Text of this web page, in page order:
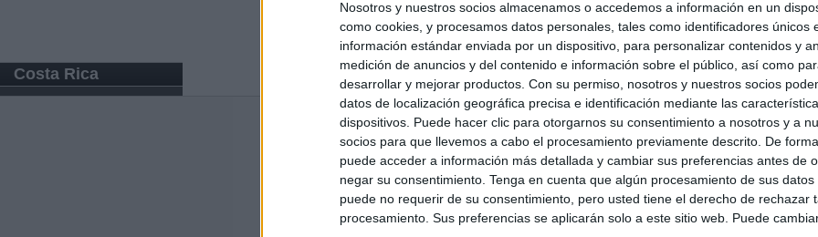
Nosotros y nuestros socios almacenamos o accedemos a información en un
como cookies, y procesamos datos personales, tales como identificadores únicos
información estándar enviada por un dispositivo, para personalizar contenidos y
medición de anuncios y del contenido e información sobre el público, así como
desarrollar y mejorar productos. Con su permiso, nosotros y nuestros socios
datos de localización geográfica precisa e identificación mediante las
dispositivos. Puede hacer clic para otorgarnos su consentimiento a nosotros y a
socios para que llevemos a cabo el procesamiento previamente descrito. De
puede acceder a información más detallada y cambiar sus preferencias antes de
negar su consentimiento. Tenga en cuenta que algún procesamiento de sus
puede no requerir de su consentimiento, pero usted tiene el derecho de rechazar
procesamiento. Sus preferencias se aplicarán solo a este sitio web. Puede
Costa Rica
Últimas noticias
El consejero al que Ayuso señaló por la compra del ático: "Lo que no se dice es
que Madrid no tiene residencia oficial para la presidenta"
El Gobierno de Ayuso no puede destinar directamente la venta del ático de
del